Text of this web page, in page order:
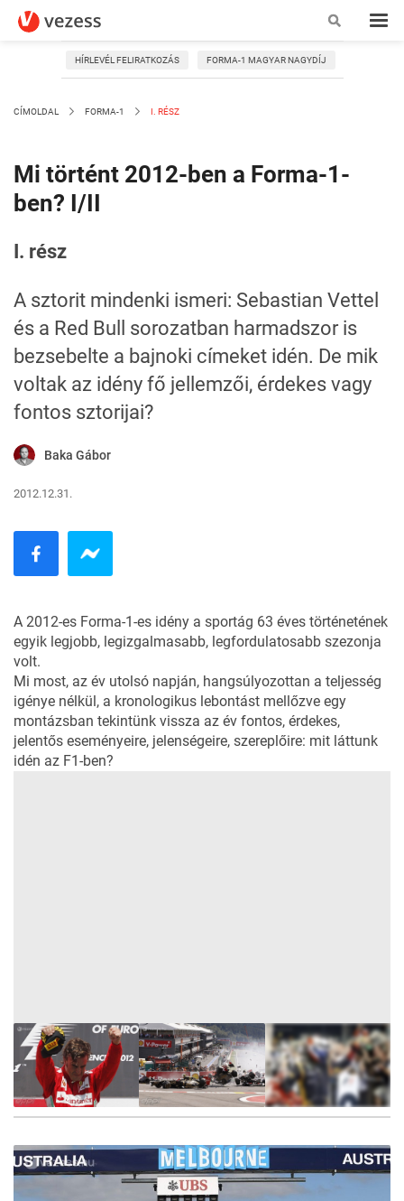
HÍRLEVÉL FELIRATKOZÁS FORMA-1 MAGYAR NAGYDÍJ
CÍMOLDAL FORMA-1 I. RÉSZ
Mi történt 2012-ben a Forma-1-
ben? I/II
I. rész
A sztorit mindenki ismeri: Sebastian Vettel
és a Red Bull sorozatban harmadszor is
bezsebelte a bajnoki címeket idén. De mik
voltak az idény fő jellemzői, érdekes vagy
fontos sztorijai?
Baka Gábor
2012.12.31.
A 2012-es Forma-1-es idény a sportág 63 éves történetének
egyik legjobb, legizgalmasabb, legfordulatosabb szezonja
volt.
Mi most, az év utolsó napján, hangsúlyozottan a teljesség
igénye nélkül, a kronologikus lebontást mellőzve egy
montázsban tekintünk vissza az év fontos, érdekes,
jelentős eseményeire, jelenségeire, szereplőire: mit láttunk
idén az F1-ben?